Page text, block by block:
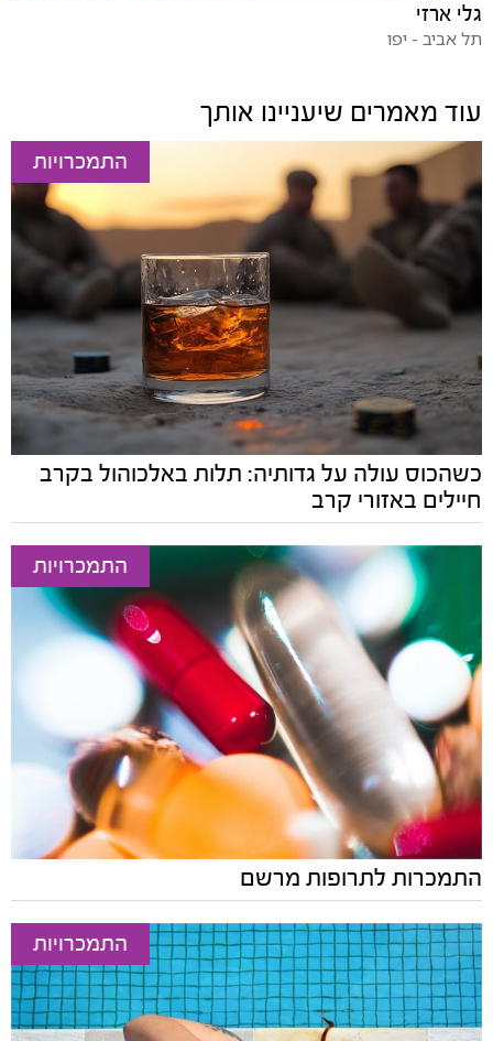
גלי ארזי
תל אביב - יפו
עוד מאמרים שיעניינו אותך
התמכרויות
כשהכוס עולה על גדותיה: תלות באלכוהול בקרב
חיילים באזורי קרב
התמכרויות
התמכרות לתרופות מרשם
התמכרויות